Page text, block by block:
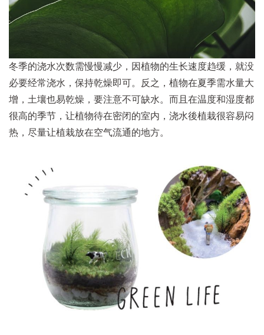
冬季的浇水次数需慢慢减少，因植物的生长速度趋缓，就没
必要经常浇水，保持乾燥即可。反之，植物在夏季需水量大
增，土壤也易乾燥，要注意不可缺水。而且在温度和湿度都
很高的季节，让植物待在密闭的室内，浇水後植栽很容易闷
热，尽量让植栽放在空气流通的地方。